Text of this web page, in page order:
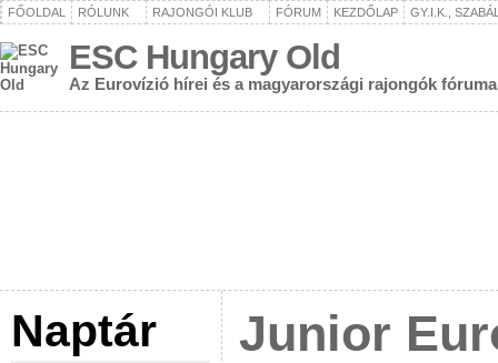
FŐOLDAL RÓLUNK RAJONGÓI KLUB FÓRUM KEZDŐLAP GY.I.K.,
ESC Hungary Old
Az Eurovízió hírei és a magyarországi rajongók fóruma
Naptár
Junior